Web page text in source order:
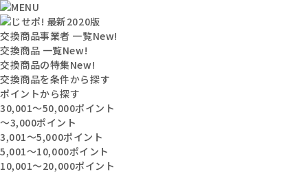
交換商品事業者 一覧New!
交換商品 一覧New!
交換商品の特集New!
交換商品を条件から探す
ポイントから探す
30,001〜50,000ポイント
〜3,000ポイント
3,001〜5,000ポイント
5,001〜10,000ポイント
10,001〜20,000ポイント